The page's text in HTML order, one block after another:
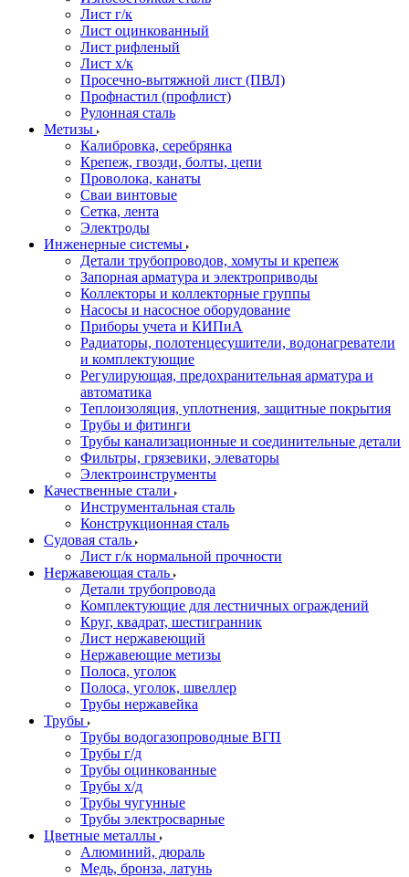
Лист г/к
Лист оцинкованный
Лист рифленый
Лист х/к
Просечно-вытяжной лист (ПВЛ)
Профнастил (профлист)
Рулонная сталь
Метизы
Калибровка, серебрянка
Крепеж, гвозди, болты, цепи
Проволока, канаты
Сваи винтовые
Сетка, лента
Электроды
Инженерные системы
Детали трубопроводов, хомуты и крепеж
Запорная арматура и электроприводы
Коллекторы и коллекторные группы
Насосы и насосное оборудование
Приборы учета и КИПиА
Радиаторы, полотенцесушители, водонагреватели
и комплектующие
Регулирующая, предохранительная арматура и
автоматика
Теплоизоляция, уплотнения, защитные покрытия
Трубы и фитинги
Трубы канализационные и соединительные детали
Фильтры, грязевики, элеваторы
Электроинструменты
Качественные стали
Инструментальная сталь
Конструкционная сталь
Судовая сталь
Лист г/к нормальной прочности
Нержавеющая сталь
Детали трубопровода
Комплектующие для лестничных ограждений
Круг, квадрат, шестигранник
Лист нержавеющий
Нержавеющие метизы
Полоса, уголок
Полоса, уголок, швеллер
Трубы нержавейка
Трубы
Трубы водогазопроводные ВГП
Трубы г/д
Трубы оцинкованные
Трубы х/д
Трубы чугунные
Трубы электросварные
Цветные металлы
Алюминий, дюраль
Медь, бронза, латунь